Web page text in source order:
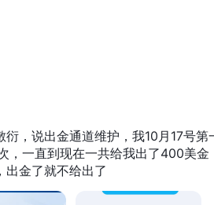
sa pag-trade at
at kaginhawahan sa mga operasyon
ay nagpapabuti sa pagiging
ng operasyon. Bukod pa rito,
mga kinakailangang minimum na
gumawa ng mga matalinong
ay maaaring hadlangan ang
mga kasanayan sa pag-trade
，说出金通道维护，我10月17号
，一直到现在一共给我出了400美
出金了就不给出了